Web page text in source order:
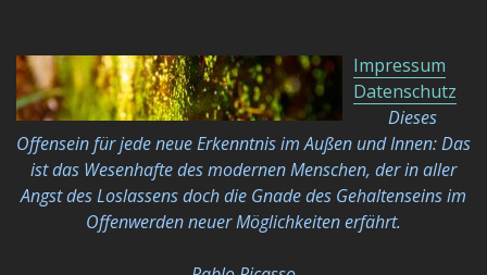
Impressum
Datenschutz
Dieses
Offensein für jede neue Erkenntnis im Außen und Innen: Das
ist das Wesenhafte des modernen Menschen, der in aller
Angst des Loslassens doch die Gnade des Gehaltenseins im
Offenwerden neuer Möglichkeitenerfährt.